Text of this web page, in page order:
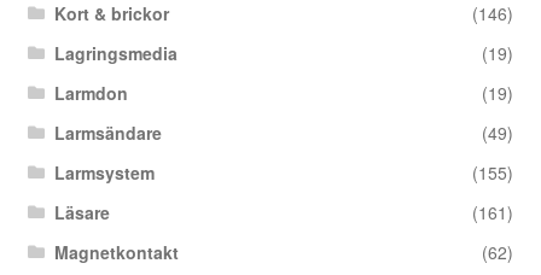
Kort & brickor
(146)
Lagringsmedia
(19)
Larmdon
(19)
Larmsändare
(49)
Larmsystem
(155)
Läsare
(161)
Magnetkontakt
(62)